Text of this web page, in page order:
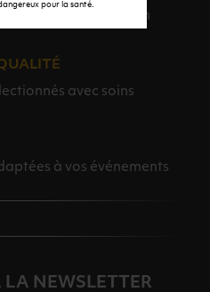
dangereux pour la santé.
sont à votre disposition
avec soins
à vos événements
LA NEWSLETTER